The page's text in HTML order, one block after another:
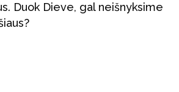
Duok Dieve, gal neišnyksime